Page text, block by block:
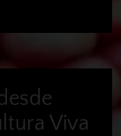
Viva